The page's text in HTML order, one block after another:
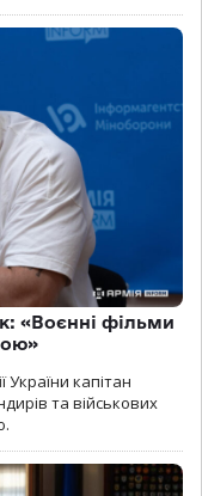
«Воєнні фільми
капітан
та військових